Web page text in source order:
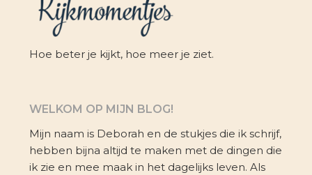
Hoe beter je kijkt, hoe meer je ziet.
WELKOM OP MIJN BLOG!
Mijn naam is Deborah en de stukjes die ik schrijf,
hebben bijna altijd te maken met de dingen die
ik zie en mee maak in het dagelijks leven. Als